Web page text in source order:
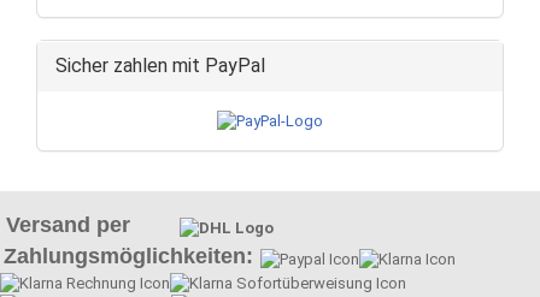
Sicher zahlen mit PayPal
Versand per
Zahlungsmöglichkeiten: